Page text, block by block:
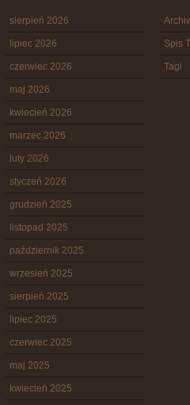
sierpień 2026
lipiec 2026
czerwiec 2026
maj 2026
kwiecień 2026
marzec 2026
luty 2026
styczeń 2026
grudzień 2025
listopad 2025
październik 2025
wrzesień 2025
sierpień 2025
lipiec 2025
czerwiec 2025
maj 2025
kwiecień 2025
Spis
Tagi